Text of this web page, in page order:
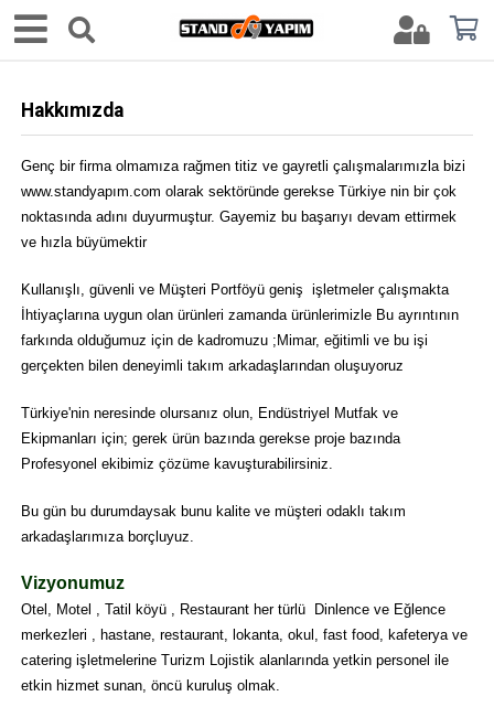
Hakkımızda
Genç bir firma olmamıza rağmen titiz ve gayretli çalışmalarımızla bizi
www.standyapım.com olarak sektöründe gerekse Türkiye nin bir çok
noktasında adını duyurmuştur. Gayemiz bu başarıyı devam ettirmek
ve hızla büyümektir
Kullanışlı, güvenli ve Müşteri Portföyü geniş işletmeler çalışmakta
İhtiyaçlarına uygun olan ürünleri zamanda ürünlerimizle Bu ayrıntının
farkında olduğumuz için de kadromuzu ;Mimar, eğitimli ve bu işi
gerçekten bilen deneyimli takım arkadaşlarından oluşuyoruz
Türkiye'nin neresinde olursanız olun, Endüstriyel Mutfak ve
Ekipmanları için; gerek ürün bazında gerekse proje bazında
Profesyonel ekibimiz çözüme kavuşturabilirsiniz.
Bu gün bu durumdaysak bunu kalite ve müşteri odaklı takım
arkadaşlarımıza borçluyuz.
Vizyonumuz
Otel, Motel , Tatil köyü , Restaurant her türlü Dinlence ve Eğlence
merkezleri , hastane, restaurant, lokanta, okul, fast food, kafeterya ve
catering işletmelerine Turizm Lojistik alanlarında yetkin personel ile
etkin hizmet sunan, öncü kuruluş olmak.